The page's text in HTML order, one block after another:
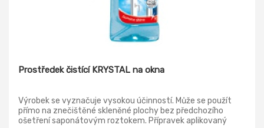
Prostředek čistící KRYSTAL na okna
Výrobek se vyznačuje vysokou účinností. Může se použít
přímo na znečištěné skleněné plochy bez předchozího
ošetření saponátovým roztokem. Přípravek aplikovaný